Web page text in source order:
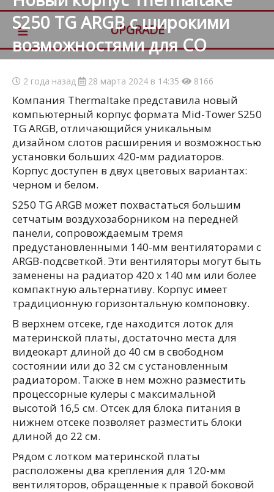
≡ UPGRADE
S250 TG ARGB с широкими
возможностями для СО
2 года назад 28 марта 2024 в 14:35 8166
Компания Thermaltake представила новый
компьютерный корпус формата Mid-Tower S250
TG ARGB, отличающийся уникальным
дизайном слотов расширения и возможностью
установки больших 420-мм радиаторов.
Корпус доступен в двух цветовых вариантах:
черном и белом.
S250 TG ARGB может похвастаться большим
сетчатым воздухозаборником на передней
панели, сопровождаемым тремя
предустановленными 140-мм вентиляторами с
ARGB-подсветкой. Эти вентиляторы могут быть
заменены на радиатор 420 х 140 мм или более
компактную альтернативу. Корпус имеет
традиционную горизонтальную компоновку.
В верхнем отсеке, где находится лоток для
материнской платы, достаточно места для
видеокарт длиной до 40 см в свободном
состоянии или до 32 см с установленным
радиатором. Также в нем можно разместить
процессорные кулеры с максимальной
высотой 16,5 см. Отсек для блока питания в
нижнем отсеке позволяет разместить блоки
длиной до 22 см.
Рядом с лотком материнской платы
расположены два крепления для 120-мм
вентиляторов, обращенные к правой боковой